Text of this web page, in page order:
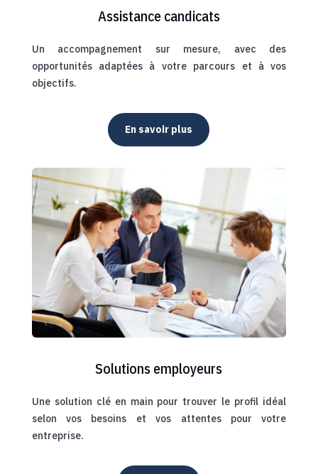
Assistance candicats
Un accompagnement sur mesure, avec des
opportunités adaptées à votre parcours et à vos
objectifs.
En savoir plus
Solutions employeurs
Une solution clé en main pour trouver le profil idéal
selon vos besoins et vos attentes pour votre
entreprise.